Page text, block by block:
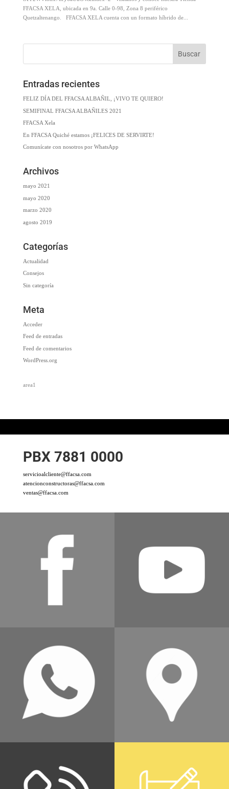
FFACSA XELA, ubicada en 9a. Calle 0-98, Zona 8 periférico
Quetzaltenango. FFACSA XELA cuenta con un formato híbrido de...
Entradas recientes
FELIZ DÍA DEL FFACSA ALBAÑIL, ¡VIVO TE QUIERO!
SEMIFINAL FFACSA ALBAÑILES 2021
FFACSA Xela
En FFACSA Quiché estamos ¡FELICES DE SERVIRTE!
Comunícate con nosotros por WhatsApp
Archivos
mayo 2021
mayo 2020
marzo 2020
agosto 2019
Categorías
Actualidad
Consejos
Sin categoría
Meta
Acceder
Feed de entradas
Feed de comentarios
WordPress.org
area1
PBX 7881 0000
servicioalcliente@ffacsa.com
atencionconstructoras@ffacsa.com
ventas@ffacsa.com